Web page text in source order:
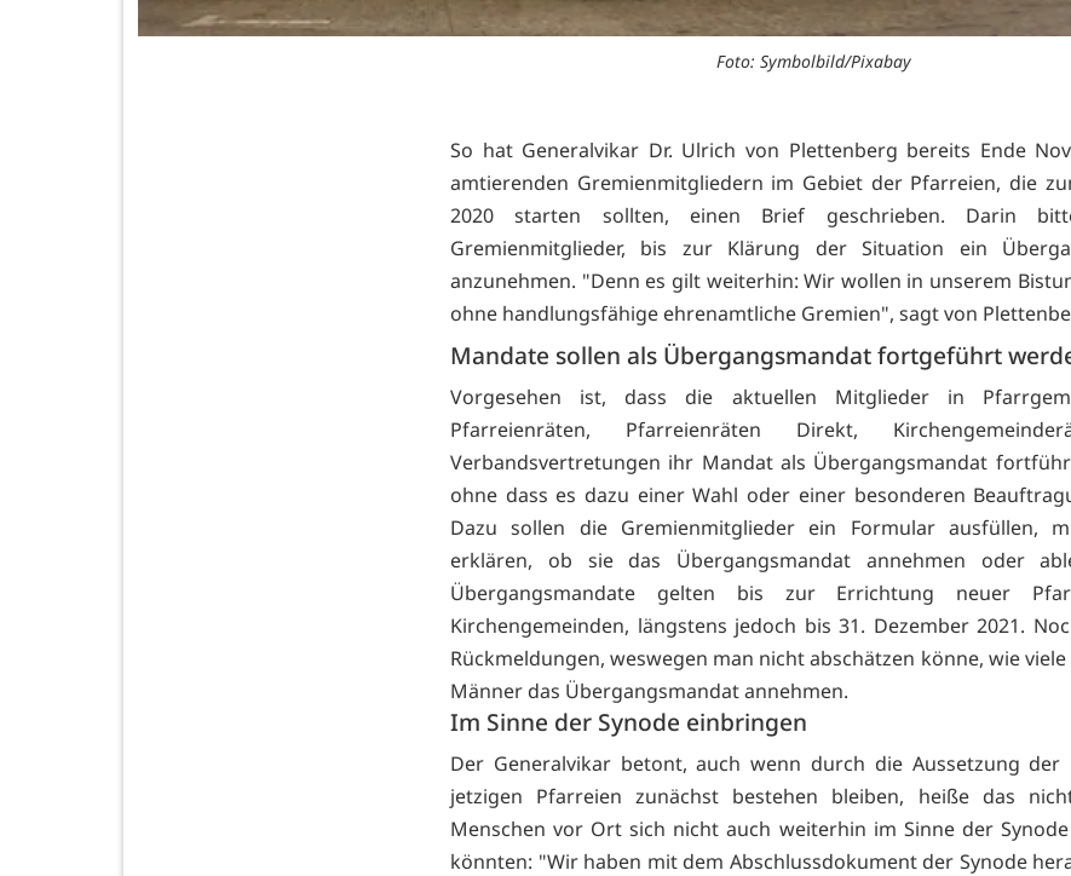
Foto: Symbolbild/Pixabay
So hat Generalvikar Dr. Ulrich von Plettenberg bereits Ende
amtierenden Gremienmitgliedern im Gebiet der Pfarreien, die
2020 starten sollten, einen Brief geschrieben. Darin
Gremienmitglieder, bis zur Klärung der Situation ein
anzunehmen. "Denn es gilt weiterhin: Wir wollen in unserem
ohne handlungsfähige ehrenamtliche Gremien", sagt von
Mandate sollen als Übergangsmandat fortgeführt
Vorgesehen ist, dass die aktuellen Mitglieder in
Pfarreienräten, Pfarreienräten Direkt,
Verbandsvertretungen ihr Mandat als Übergangsmandat
ohne dass es dazu einer Wahl oder einer besonderen
Dazu sollen die Gremienmitglieder ein Formular ausfüllen,
erklären, ob sie das Übergangsmandat annehmen oder
Übergangsmandate gelten bis zur Errichtung neuer
Kirchengemeinden, längstens jedoch bis 31. Dezember 2021.
Rückmeldungen, weswegen man nicht abschätzen könne, wie
Männer das Übergangsmandat annehmen.
Im Sinne der Synode einbringen
Der Generalvikar betont, auch wenn durch die Aussetzung der
jetzigen Pfarreien zunächst bestehen bleiben, heiße das
Menschen vor Ort sich nicht auch weiterhin im Sinne der
könnten: "Wir haben mit dem Abschlussdokument der Synode